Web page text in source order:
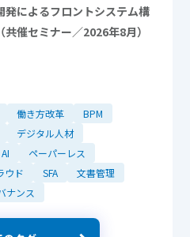
発によるフロントシステム構
共催セミナー／2026年8月）
働き方改革
BPM
デジタル人材
AI
ペーパーレス
ウド SFA
文書管理
ナンス